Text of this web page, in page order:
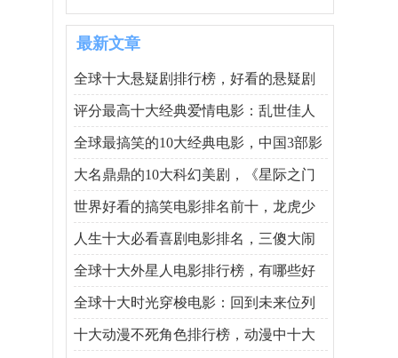
最新文章
全球十大悬疑剧排行榜，好看的悬疑剧
评分最高十大经典爱情电影：乱世佳人
全球最搞笑的10大经典电影，中国3部影
大名鼎鼎的10大科幻美剧，《星际之门
世界好看的搞笑电影排名前十，龙虎少
人生十大必看喜剧电影排名，三傻大闹
全球十大外星人电影排行榜，有哪些好
全球十大时光穿梭电影：回到未来位列
十大动漫不死角色排行榜，动漫中十大